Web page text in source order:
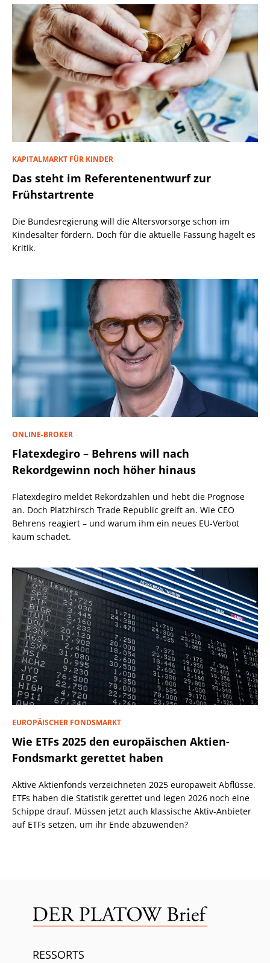
KAPITALMARKT FÜR KINDER
Das steht im Referentenentwurf zur
Frühstartrente
Die Bundesregierung will die Altersvorsorge schon im
Kindesalter fördern. Doch für die aktuelle Fassung hagelt es
Kritik.
ONLINE-BROKER
Flatexdegiro – Behrens will nach
Rekordgewinn noch höher hinaus
Flatexdegiro meldet Rekordzahlen und hebt die Prognose
an. Doch Platzhirsch Trade Republic greift an. Wie CEO
Behrens reagiert – und warum ihm ein neues EU-Verbot
kaum schadet.
EUROPÄISCHER FONDSMARKT
Wie ETFs 2025 den europäischen Aktien-
Fondsmarkt gerettet haben
Aktive Aktienfonds verzeichneten 2025 europaweit Abflüsse.
ETFs haben die Statistik gerettet und legen 2026 noch eine
Schippe drauf. Müssen jetzt auch klassische Aktiv-Anbieter
auf ETFs setzen, um ihr Ende abzuwenden?
RESSORTS